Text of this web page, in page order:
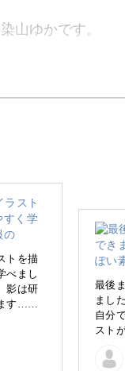
山ゆかです。
うと、「リアル
り重要ではあり
けどそれらしく
らかい空気感を
トを描
べまし
影は研
す…最
関節
です
自分な
イラス
最後
まし
自分
スト